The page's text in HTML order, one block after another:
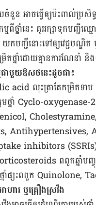
ចំនួន ​អាច​ធ្វើឲ្យ​ប៉ះ​ពាល់​​ប្រ
ម​ពី​ថ្នាំ​នេះ ​គួរ​រក្សា​ទុក​បញ្ជី​
បញ្ជី​នោះ​ទៅ​ឲ្យ​វេជ្ជបណ្ឌិត​
រិត​ថ្នាំ​ដោយ​គ្មាន​ការ​ណែនាំ​
ម​ជា​មួយ​ឱសថ​នេះ​ដូចជា៖
acid លុះត្រា​តែ​កម្រិត​ទា
មថ្នាំ Cyclo-
Antihypertensives,
inhibitors
ពពួកឆ្នាំ
ាំ​ផ្សះ​ពពួក Quinolone,
ាហារ ​ឬ​គ្រឿង​ស្រវឹង​